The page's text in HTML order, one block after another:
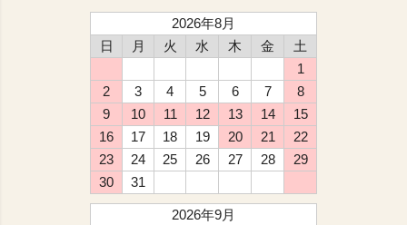
2026年8月
日
月 火 水 木 金
土
1
2
3 4 5 6 7
8
9
10 11 12 13 14
15
16
17 18 19 20 21
22
23
24 25 26 27 28
29
30
31
2026年9月